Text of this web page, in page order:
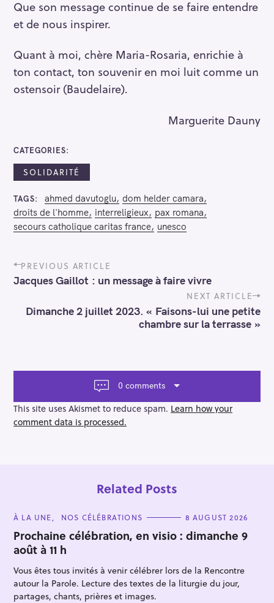
Que son message continue de se faire entendre
et de nous inspirer.
Quant à moi, chère Maria-Rosaria, enrichie à
ton contact, ton souvenir en moi luit comme un
ostensoir (Baudelaire).
Marguerite Dauny
CATEGORIES
SOLIDARITÉ
TAGS ahmed davutoglu dom helder camara
droits de l'homme interreligieux
pax romana
secours catholique caritas france unesco
P
o
s
a
o
n
PREVIOUS ARTICLE
Jacques Gaillot : un message à faire vivre
NEXT ARTICLE
Dimanche 2 juillet 2023. « Faisons-lui une petite
chambre sur la terrasse »
0 comments
This site uses Akismet to reduce spam. Learn how your
comment data is processed.
Related Posts
C
T
E
G
O
I
E
S
À LA UNE NOS CÉLÉBRATIONS 8 AUGUST 2026
Prochaine célébration, en visio : dimanche 9
août à 11 h
Vous êtes tous invités à venir célébrer lors de la Rencontre
autour la Parole. Lecture des textes de la liturgie du jour,
partages, chants, prières et images.